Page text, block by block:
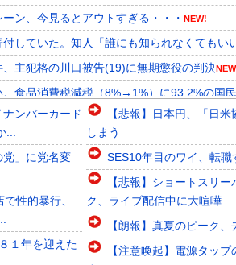
ン、今見るとアウトすぎる・・・ NEW!
していた。知人「誰にも知られなくてもい
、主犯格の川口被告(19)に無期懲役の判決
。食品消費税減税（8%→1%）に93.2%の国民
ー協会による日本人や外国人審判接待を
に韓国サッカー協会を巡る過去の不祥事
タに続き日本のホンダやスズキも今年第2四
ンバーカード
党」に党名変
性的暴行、
１年を迎えた
【悲報】日本円、「日
しまう
SES10年目のワイ、転職
【悲報】ショートスリ
ク、ライブ配信中に大喧嘩
【朗報】真夏のピーク、
【注意喚起】電源タッ